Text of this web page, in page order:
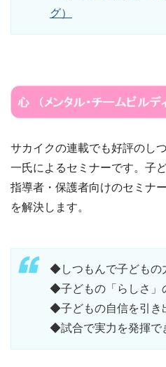
グ）
サカイクの連載でも好評のし
一氏によるセミナーです。子
指導者・保護者向けのセミナ
を解決します。
◆しつもんで子どもの
◆子どもの「らしさ」
◆子どもの自信を引き
◆試合で実力を発揮で